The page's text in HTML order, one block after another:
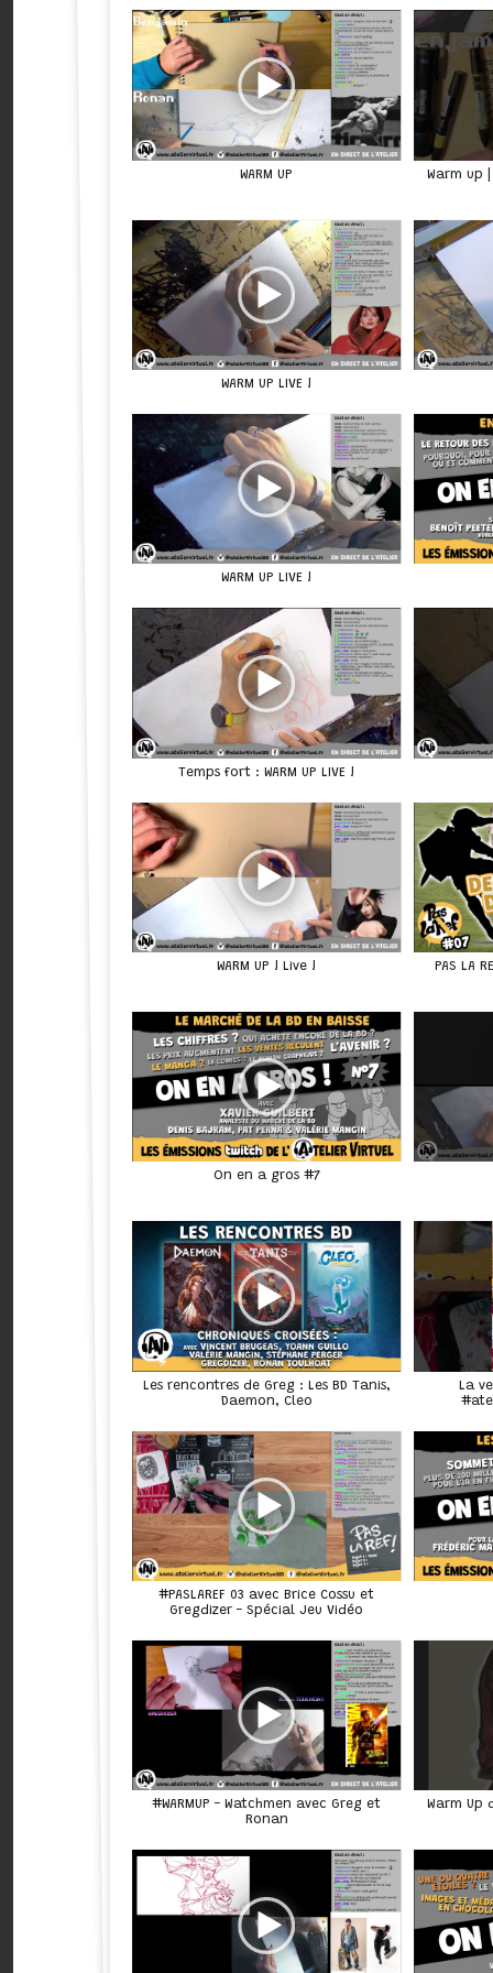
WARM UP Warm up
WARM UP LIVE !
WARM UP LIVE !
Temps fort : WARM UP LIVE !
WARM UP ! Live ! PAS LA
On en a gros #7
Les rencontres de Greg : Les BD Tanis,
Daemon, Cleo
La
#PASLAREF 03 avec Brice Cossu et
Gregdizer - Spécial Jeu Vidéo
#WARMUP - Watchmen avec Greg et
Ronan
Warm Up